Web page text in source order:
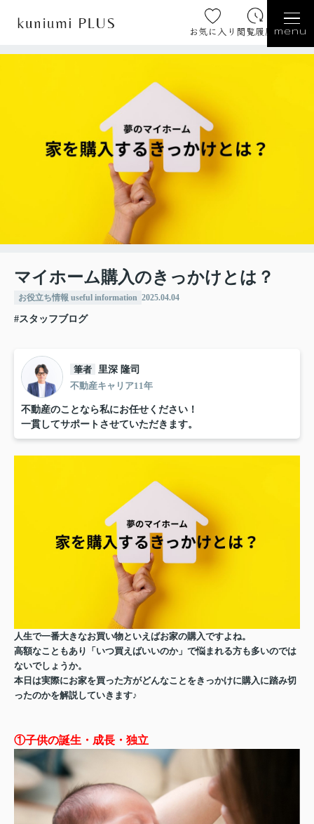
お気に入り 閲覧履歴 menu
マイホーム購入のきっかけとは？
お役立ち情報 useful information 2025.04.04
#スタッフブログ
筆者
里深 隆司
不動産キャリア11年
不動産のことなら私にお任せください！
一貫してサポートさせていただきます。
人生で一番大きなお買い物といえばお家の購入ですよね。
高額なこともあり「いつ買えばいいのか」で悩まれる方も多いのでは
ないでしょうか。
本日は実際にお家を買った方がどんなことをきっかけに購入に踏み切
ったのかを解説していきます♪
①子供の誕生・成長・独立